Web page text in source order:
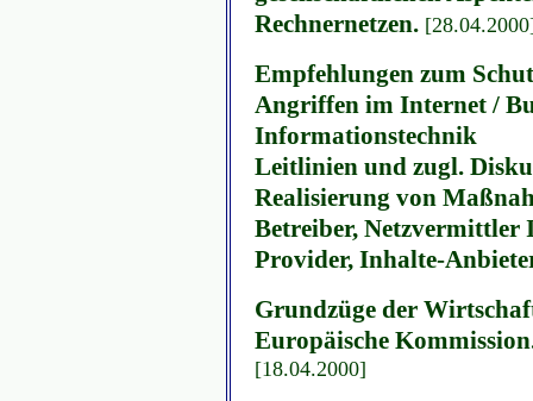
Rechnernetzen.
Empfehlungen zum
Angriffen im Internet /
Informationstechnik
Leitlinien und zugl.
Realisierung von
Betreiber, Netzvermittler
Provider, Inhalte-
Grundzüge der
Europäische
[18.04.2000]